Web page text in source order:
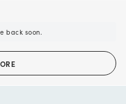
back soon.